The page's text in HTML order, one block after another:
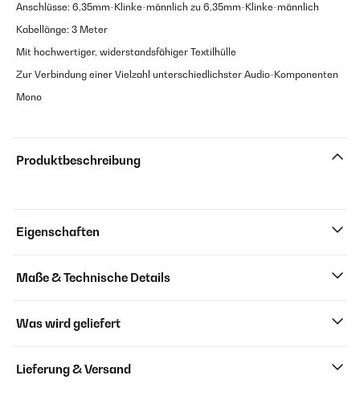
Anschlüsse: 6,35mm-Klinke-männlich zu 6,35mm-Klinke-männlich
Kabellänge: 3 Meter
Mit hochwertiger, widerstandsfähiger Textilhülle
Zur Verbindung einer Vielzahl unterschiedlichster Audio-Komponenten
Mono
Produktbeschreibung
Eigenschaften
Maße & Technische Details
Was wird geliefert
Lieferung & Versand